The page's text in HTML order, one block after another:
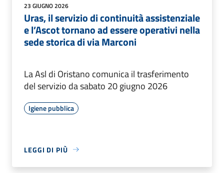
23 GIUGNO 2026
Uras, il servizio di continuità assistenziale
e l’Ascot tornano ad essere operativi nella
sede storica di via Marconi
La Asl di Oristano comunica il trasferimento
del servizio da sabato 20 giugno 2026
Igiene pubblica
LEGGI DI PIÙ